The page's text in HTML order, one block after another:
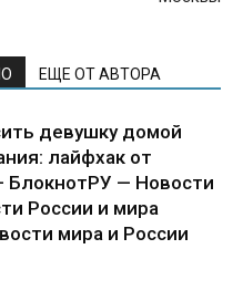
ЕЩЕ ОТ АВТОРА
девушку домой
лайфхак от
БлокнотРУ — Новости
России и мира
мира и России